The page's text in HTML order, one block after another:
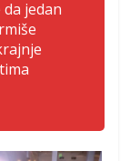
jedan